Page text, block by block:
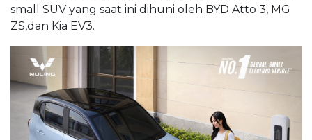
small SUV yang saat ini dihuni oleh BYD Atto 3, MG
ZS,dan Kia EV3.